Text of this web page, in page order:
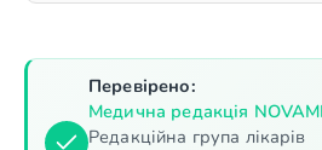
Перевірено:
Медична редакція
Редакційна група лікарів